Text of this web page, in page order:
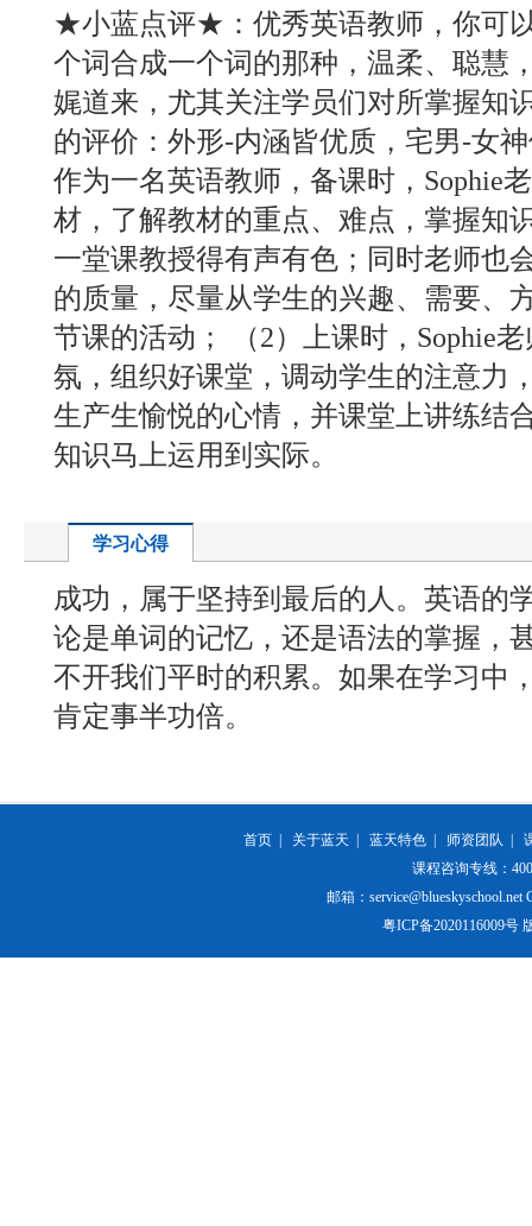
★小蓝点评★：优秀英语教师，你可
个词合成一个词的那种，温柔、聪慧
娓道来，尤其关注学员们对所掌握知
的评价：外形-内涵皆优质，宅男-女
作为一名英语教师，备课时，Sophie
材，了解教材的重点、难点，掌握知
一堂课教授得有声有色；同时老师也
的质量，尽量从学生的兴趣、需要、
节课的活动； （2）上课时，Sophie
氛，组织好课堂，调动学生的注意力
生产生愉悦的心情，并课堂上讲练结
知识马上运用到实际。
学习心得
成功，属于坚持到最后的人。英语的
论是单词的记忆，还是语法的掌握，
不开我们平时的积累。如果在学习中
肯定事半功倍。
首页 关于蓝天 蓝天特色 师资团队
课程咨询专线：
邮箱：service@blueskyschool.net
粤ICP备2020116009号